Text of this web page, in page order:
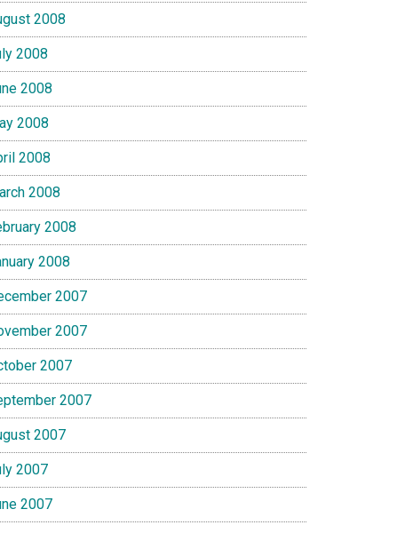
2008
2008
2008
2008
2008
2008
2008
2008
2007
2007
2007
2007
2007
2007
2007